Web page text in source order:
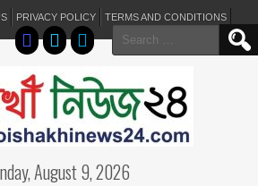
PRIVACY POLICY TERMS AND CONDITIONS
Search
for:
August 9, 2026